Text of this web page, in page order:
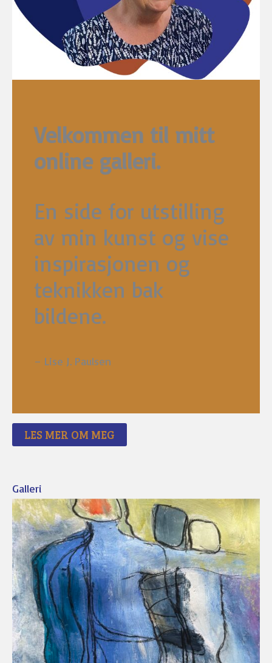
Velkommen til mitt
online galleri.
En side for utstilling
av min kunst og vise
inspirasjonen og
teknikken bak
bildene.
– Lise J. Paulsen
LES MER OM MEG
Galleri